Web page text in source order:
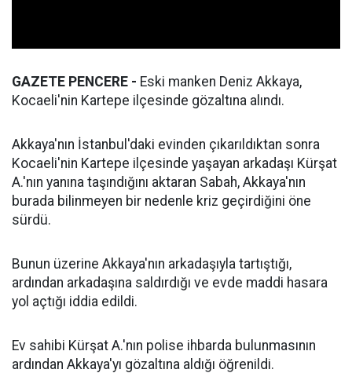
GAZETE PENCERE - Eski manken Deniz Akkaya,
Kocaeli'nin Kartepe ilçesinde gözaltına alındı.
Akkaya'nın İstanbul'daki evinden çıkarıldıktan sonra
Kocaeli'nin Kartepe ilçesinde yaşayan arkadaşı Kürşat
A.'nın yanına taşındığını aktaran Sabah, Akkaya'nın
burada bilinmeyen bir nedenle kriz geçirdiğini öne
sürdü.
Bunun üzerine Akkaya'nın arkadaşıyla tartıştığı,
ardından arkadaşına saldırdığı ve evde maddi hasara
yol açtığı iddia edildi.
Ev sahibi Kürşat A.'nın polise ihbarda bulunmasının
ardından Akkaya'yı gözaltına aldığı öğrenildi.